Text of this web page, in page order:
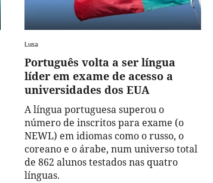
Lusa
Português volta a ser língua
líder em exame de acesso a
universidades dos EUA
A língua portuguesa superou o
número de inscritos para exame (o
NEWL) em idiomas como o russo, o
coreano e o árabe, num universo total
de 862 alunos testados nas quatro
línguas.